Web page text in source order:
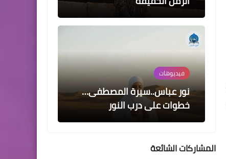
مقالات
نور عباس ...نور الوحي… وصرخة
قلب لأمّة تاهت
اخبار
المشاركات الشائعة